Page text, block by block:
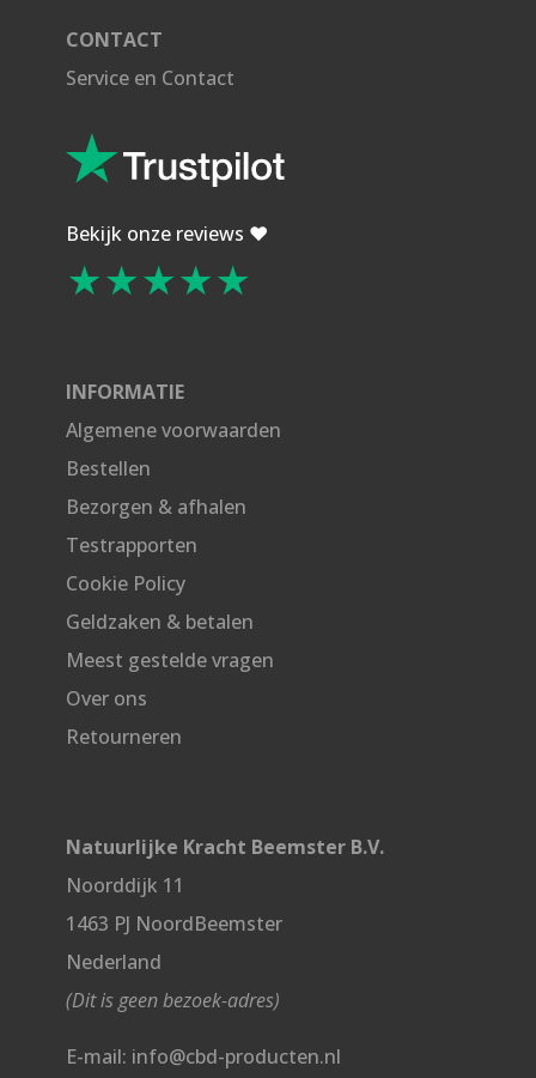
CONTACT
Service en Contact
Bekijk onze reviews ❤️
★★★★★
INFORMATIE
Algemene voorwaarden
Bestellen
Bezorgen & afhalen
Testrapporten
Cookie Policy
Geldzaken & betalen
Meest gestelde vragen
Over ons
Retourneren
Natuurlijke Kracht Beemster B.V.
Noorddijk 11
1463 PJ NoordBeemster
Nederland
(Dit is geen bezoek-adres)
E-mail: info@cbd-producten.nl